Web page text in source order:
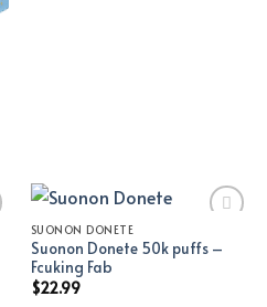
Add to wishlist
SUONON DONETE
Suonon Donete 50k puffs –
Fcuking Fab
$22.99